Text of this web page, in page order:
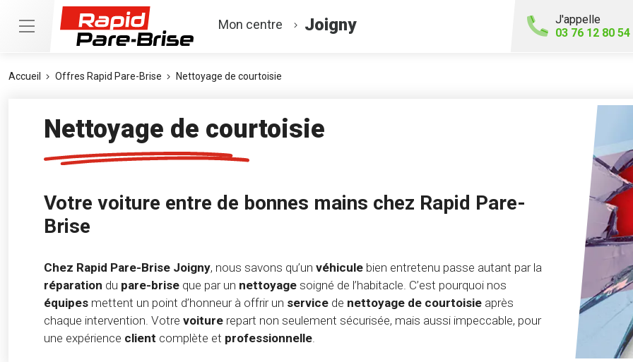
Mon centre Joigny
J'appelle
03 76 12 80 54
Accueil Offres Rapid Pare-Brise Nettoyage de courtoisie
Nettoyage de courtoisie
Votre voiture entre de bonnes mains chez Rapid Pare-
Brise
Chez Rapid Pare-Brise Joigny, nous savons qu’un véhicule bien entretenu passe autant par la
réparation du pare-brise que par un nettoyage soigné de l’habitacle. C’est pourquoi nos
équipes mettent un point d’honneur à offrir un service de nettoyage de courtoisie après
chaque intervention. Votre voiture repart non seulement sécurisée, mais aussi impeccable, pour
une expérience client complète et professionnelle.